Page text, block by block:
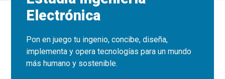
Electrónica
Pon en juego tu ingenio, concibe, diseña,
implementa y opera tecnologías para un mundo
más humano y sostenible.